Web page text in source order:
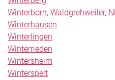
Winterborn, Waldgrehweiler,
Winterhausen
Winterlingen
Winterrieden
Wintersheim
Winterspelt